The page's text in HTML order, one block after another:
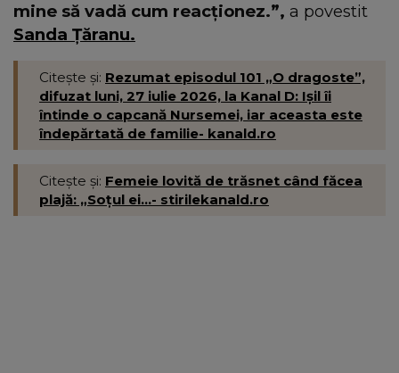
mine să vadă cum reacționez.”, a povestit
Sanda Țăranu.
Citește și: Rezumat episodul 101 „O dragoste”,
difuzat luni, 27 iulie 2026, la Kanal D: Ișil îi
întinde o capcană Nursemei, iar aceasta este
îndepărtată de familie- kanald.ro
Citește și: Femeie lovită de trăsnet când făcea
plajă: „Soțul ei...- stirilekanald.ro